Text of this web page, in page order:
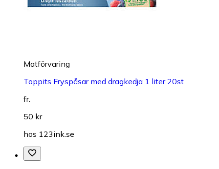
Matförvaring
Toppits Fryspåsar med dragkedja 1 liter 20st
fr.
50 kr
hos 123ink.se